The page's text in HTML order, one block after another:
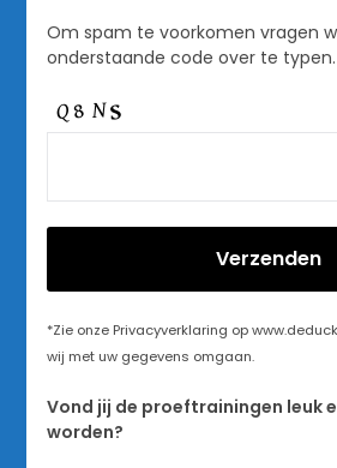
Om spam te voorkomen vragen
onderstaande code over te typen.
*Zie onze Privacyverklaring op
wij met uw gegevens omgaan.
Vond jij de proeftrainingen leuk
worden?